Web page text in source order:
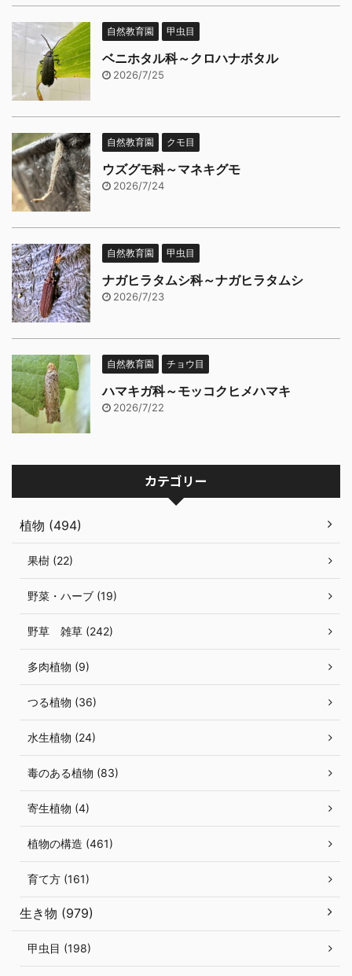
自然教育園 甲虫目
ベニホタル科～クロハナボタル
2026/7/25
自然教育園 クモ目
ウズグモ科～マネキグモ
2026/7/24
自然教育園 甲虫目
ナガヒラタムシ科～ナガヒラタムシ
2026/7/23
自然教育園 チョウ目
ハマキガ科～モッコクヒメハマキ
2026/7/22
カテゴリー
植物 (494)
果樹 (22)
野菜・ハーブ (19)
野草 雑草 (242)
多肉植物 (9)
つる植物 (36)
水生植物 (24)
毒のある植物 (83)
寄生植物 (4)
植物の構造 (461)
育て方 (161)
生き物 (979)
甲虫目 (198)